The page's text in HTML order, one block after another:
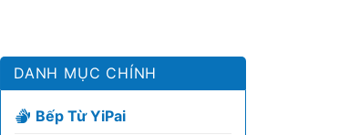
DANH MỤC CHÍNH
Bếp Từ YiPai